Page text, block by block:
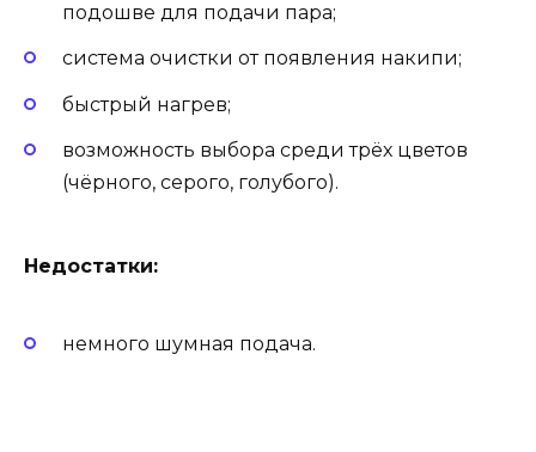
подошве для подачи пара;
система очистки от появления накипи;
быстрый нагрев;
возможность выбора среди трёх цветов
(чёрного, серого, голубого).
Недостатки:
немного шумная подача.